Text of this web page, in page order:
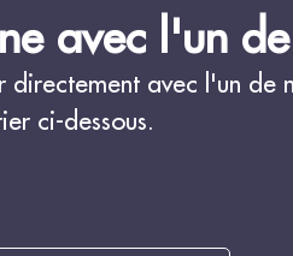
avec l'un
avec l'un de
ci-dessous.